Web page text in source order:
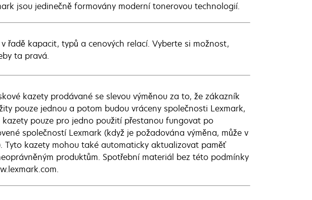
jsou jedinečně formovány moderní tonerovou technologií.
řadě kapacit, typů a cenových relací. Vyberte si možnost,
ta pravá.
kazety prodávané se slevou výměnou za to, že zákazník
pouze jednou a potom budou vráceny společnosti Lexmark,
pouze pro jedno použití přestanou fungovat po
společností Lexmark (když je požadována výměna, může v
Tyto kazety mohou také automaticky aktualizovat paměť
produktům. Spotřební materiál bez této podmínky